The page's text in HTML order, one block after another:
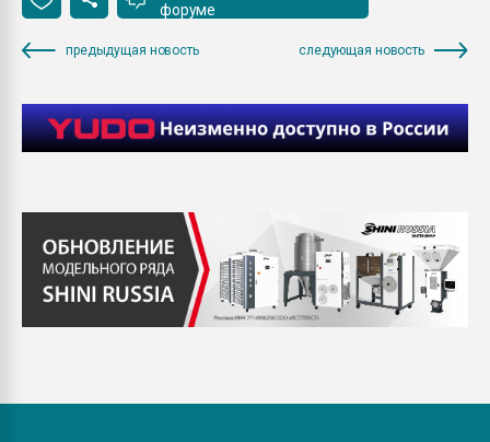
форуме
предыдущая новость следующая новость